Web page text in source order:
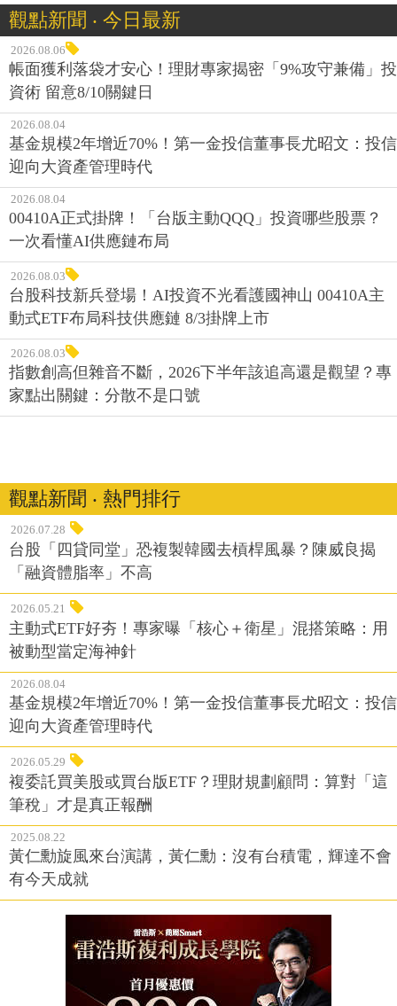
觀點新聞 ‧ 今日最新
2026.08.06
帳面獲利落袋才安心！理財專家揭密「9%攻守兼備」投
資術 留意8/10關鍵日
2026.08.04
基金規模2年增近70%！第一金投信董事長尤昭文：投信
迎向大資產管理時代
2026.08.04
00410A正式掛牌！「台版主動QQQ」投資哪些股票？
一次看懂AI供應鏈布局
2026.08.03
台股科技新兵登場！AI投資不光看護國神山 00410A主
動式ETF布局科技供應鏈 8/3掛牌上市
2026.08.03
指數創高但雜音不斷，2026下半年該追高還是觀望？專
家點出關鍵：分散不是口號
觀點新聞 ‧ 熱門排行
2026.07.28
台股「四貸同堂」恐複製韓國去槓桿風暴？陳威良揭
「融資體脂率」不高
2026.05.21
主動式ETF好夯！專家曝「核心＋衛星」混搭策略：用
被動型當定海神針
2026.08.04
基金規模2年增近70%！第一金投信董事長尤昭文：投信
迎向大資產管理時代
2026.05.29
複委託買美股或買台版ETF？理財規劃顧問：算對「這
筆稅」才是真正報酬
2025.08.22
黃仁勳旋風來台演講，黃仁勳：沒有台積電，輝達不會
有今天成就